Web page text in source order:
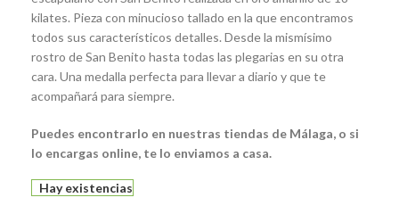
kilates. Pieza con minucioso tallado en la que encontramos
todos sus característicos detalles. Desde la mismísimo
rostro de San Benito hasta todas las plegarias en su otra
cara. Una medalla perfecta para llevar a diario y que te
acompañará para siempre.
Puedes encontrarlo en nuestras tiendas de Málaga, o si
lo encargas online, te lo enviamos a casa.
Hay existencias